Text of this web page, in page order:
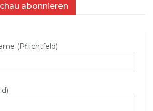
abonnieren
(Pflichtfeld)